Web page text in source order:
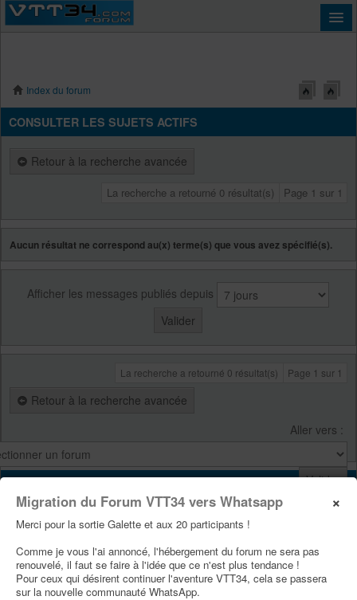
×
Migration du Forum VTT34 vers Whatsapp
Merci pour la sortie Galette et aux 20 participants !
Comme je vous l'ai annoncé, l'hébergement du forum ne sera pas
renouvelé, il faut se faire à l'idée que ce n'est plus tendance !
Pour ceux qui désirent continuer l'aventure VTT34, cela se passera
sur la nouvelle communauté WhatsApp.
Index du forum
CONSULTER LES SUJETS ACTIFS
Retour à la recherche avancée
La recherche a retourné 0 résultat(s) Page 1 sur 1
Aucun résultat ne correspond au(x) terme(s) que vous avez spécifié(s).
Afficher les messages publiés depuis
La recherche a retourné 0 résultat(s) Page 1 sur 1
Retour à la recherche avancée
Aller vers :
Site Vtt34
Page Facebook Vtt34
Page Youtube Vtt34